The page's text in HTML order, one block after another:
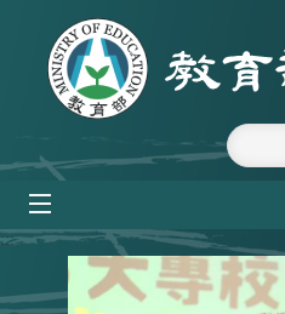
跳到主要內容區塊
:::